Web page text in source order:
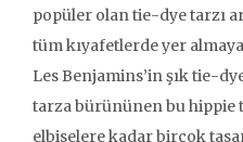
popüler olan tie-dye tarzı
tüm kıyafetlerde yer
Les Benjamins’in şık tie-
tarza bürününen bu
elbiselere kadar birçok